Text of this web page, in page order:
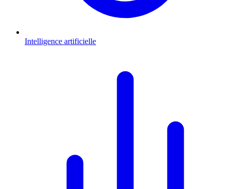
Intelligence artificielle